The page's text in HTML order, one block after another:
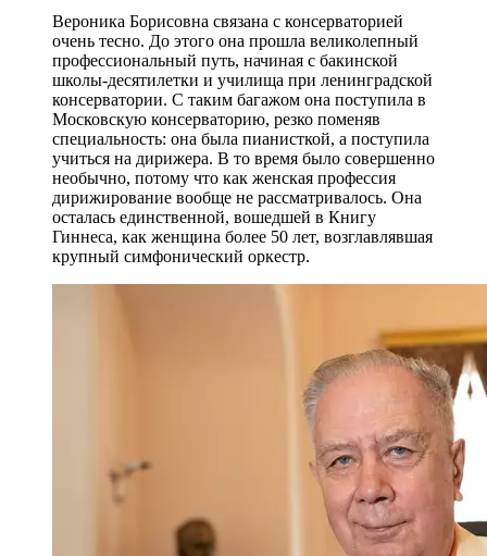
Вероника Борисовна связана с консерваторией
очень тесно. До этого она прошла великолепный
профессиональный путь, начиная с бакинской
школы-десятилетки и училища при ленинградской
консерватории. С таким багажом она поступила в
Московскую консерваторию, резко поменяв
специальность: она была пианисткой, а поступила
учиться на дирижера. В то время было совершенно
необычно, потому что как женская профессия
дирижирование вообще не рассматривалось. Она
осталась единственной, вошедшей в Книгу
Гиннеса, как женщина более 50 лет, возглавлявшая
крупный симфонический оркестр.